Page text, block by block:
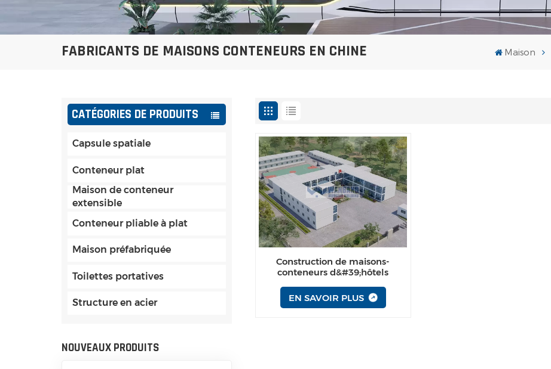
FABRICANTS DE MAISONS CONTENEURS EN CHINE Maison
CATÉGORIES DE PRODUITS
Capsule spatiale
Conteneur plat
Maison de conteneur
extensible
Conteneur pliable à plat
Maison préfabriquée
Toilettes portatives
Structure en acier
NOUVEAUX PRODUITS
Construction de maisons-
conteneurs d&#39;hôtels
EN SAVOIR PLUS